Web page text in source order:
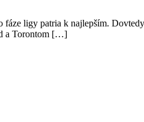
fáze ligy patria k najlepším.
a Torontom […]